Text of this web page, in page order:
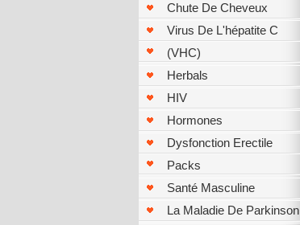
Chute De Cheveux
Virus De L'hépatite C
(VHC)
Herbals
HIV
Hormones
Dysfonction Erectile
Packs
Santé Masculine
La Maladie De Parkinson